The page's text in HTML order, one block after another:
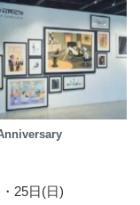
25日(日)